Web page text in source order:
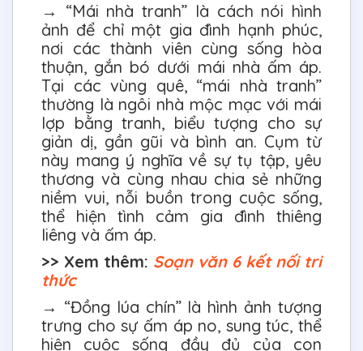
→ “Mái nhà tranh” là cách nói hình
ảnh để chỉ một gia đình hạnh phúc,
nơi các thành viên cùng sống hòa
thuận, gắn bó dưới mái nhà ấm áp.
Tại các vùng quê, “mái nhà tranh”
thường là ngôi nhà mộc mạc với mái
lợp bằng tranh, biểu tượng cho sự
giản dị, gần gũi và bình an. Cụm từ
này mang ý nghĩa về sự tụ tập, yêu
thương và cùng nhau chia sẻ những
niềm vui, nỗi buồn trong cuộc sống,
thể hiện tình cảm gia đình thiêng
liêng và ấm áp.
>> Xem thêm: Soạn văn 6 kết nối tri
thức
→ “Đồng lúa chín” là hình ảnh tượng
trưng cho sự ấm áp no, sung túc, thể
hiện cuộc sống đầy đủ của con